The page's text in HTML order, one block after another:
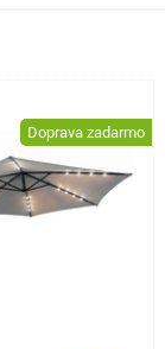
Doprava zadarmo